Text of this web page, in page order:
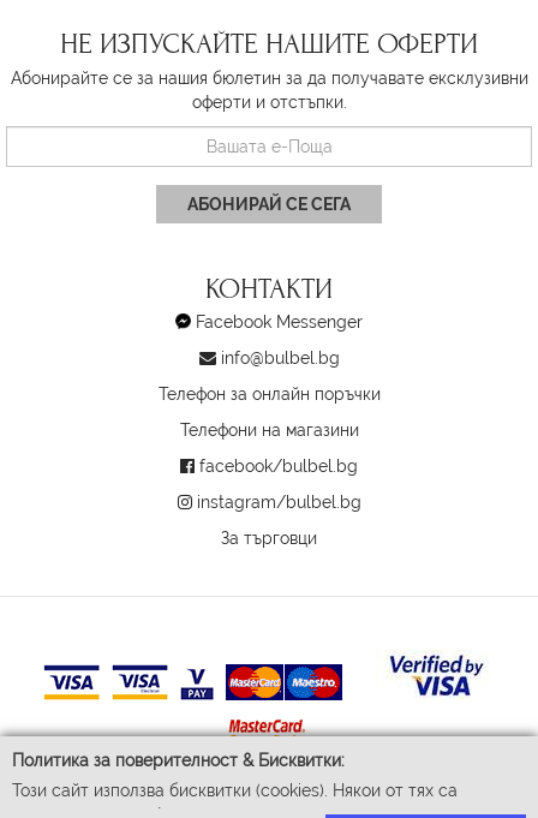
Политика за поверителност & Бисквитки:
Този сайт използва бисквитки (cookies). Някои от тях са
НЕ ИЗПУСКАЙТЕ НАШИТЕ ОФЕРТИ
Абонирайте се за нашия бюлетин за да получавате ексклузивни
оферти и отстъпки.
АБОНИРАЙ СЕ СЕГА
КОНТАКТИ
Facebook Messenger
info@bulbel.bg
Телефон за онлайн поръчки
Телефони на магазини
facebook/bulbel.bg
instagram/bulbel.bg
За търговци
© 2026 Бул-Бел ЕООД
Всички права запазени